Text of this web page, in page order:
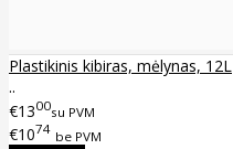
Plastikinis kibiras, mėlynas, 12L
..
€1300su PVM
€1074 be PVM